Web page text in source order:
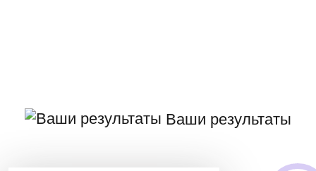
Ваши результаты